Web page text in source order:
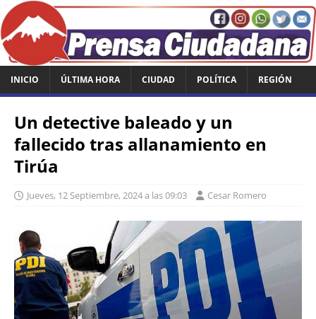
INICIO ÚLTIMA HORA CIUDAD POLÍTICA REGIÓN
Un detective baleado y un
fallecido tras allanamiento en
Tirúa
Jueves, 12 Septiembre, 2024 a las 09:03 Cesar Romero